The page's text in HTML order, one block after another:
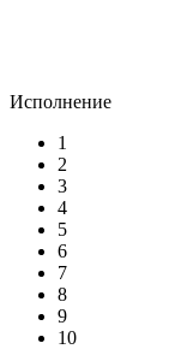
Исполнение
1
2
3
4
5
6
7
8
9
10